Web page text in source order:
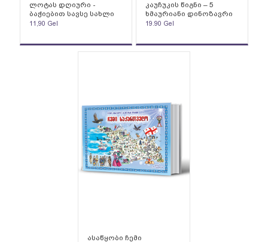
ლოტას დღიური -
ბაჭიებით სავსე სახლი
11,90 Gel
კაუჩუკის წიგნი – 5
ხმაურიანი დინოზავრი
19.90 Gel
ასაწყობი ჩემი